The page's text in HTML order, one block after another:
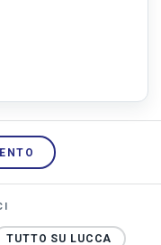
TUTTO SU LUCCA